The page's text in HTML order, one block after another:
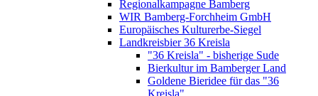
Regionalkampagne Bamberg
WIR Bamberg-Forchheim GmbH
Europäisches Kulturerbe-Siegel
Landkreisbier 36 Kreisla
"36 Kreisla" - bisherige Sude
Bierkultur im Bamberger Land
Goldene Bieridee für das "36
Kreisla"